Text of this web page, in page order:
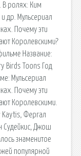
В ролях: Ким
др. Мульсериал
Почему эти
Королевскими?
Название:
Birds Toons Год
Мульсериал
Почему эти
Королевскими.
Kaytis, Фергал
Судейкис, Джош
знаменитое
популярной